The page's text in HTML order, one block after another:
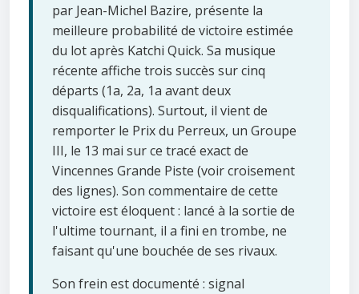
par Jean-Michel Bazire, présente la
meilleure probabilité de victoire estimée
du lot après Katchi Quick. Sa musique
récente affiche trois succès sur cinq
départs (1a, 2a, 1a avant deux
disqualifications). Surtout, il vient de
remporter le Prix du Perreux, un Groupe
III, le 13 mai sur ce tracé exact de
Vincennes Grande Piste (voir croisement
des lignes). Son commentaire de cette
victoire est éloquent : lancé à la sortie de
l'ultime tournant, il a fini en trombe, ne
faisant qu'une bouchée de ses rivaux.
Son frein est documenté : signal